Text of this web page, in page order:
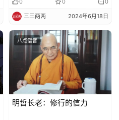
0 0 0
三三两两 2024年6月18日
八点僧音
明哲长老：修行的信力